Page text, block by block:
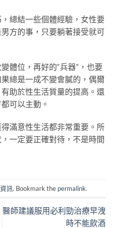
總結一些個體經驗，女性要
方的事，只要躺著接受就可
體位，再好的“兵器”，也要
總是一成不變會膩的，偶爾
助於性生活質量的提高。還
可以主動。
滿意性生活都非常重要。所
一定要正確對待，不是時間
訊. Bookmark the permalink.
醫師建議服用必利勁治療早洩
時不能飲酒